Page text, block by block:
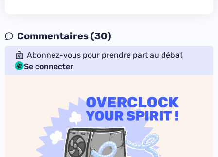
Commentaires (30)
Abonnez-vous pour prendre part au débat
Se connecter